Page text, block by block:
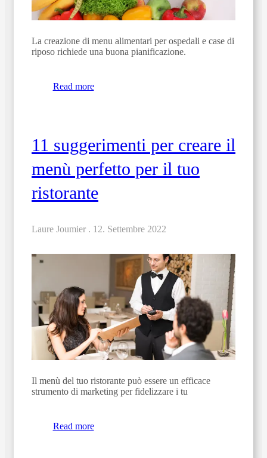
La creazione di menu alimentari perospedali e case di
riposo richiede una buona pianificazione.
Read more
11 suggerimenti per creare il
menù perfetto per il tuo
ristorante
Laure Joumier . 12. Settembre 2022
Il menù del tuo ristorante può essere un efficace
strumento di marketing per fidelizzare i tu
Read more